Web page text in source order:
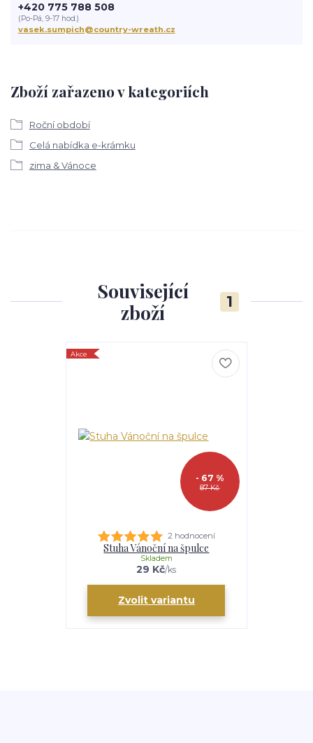
Zboží zařazeno v kategoriích
Roční období
Celá nabídka e-krámku
zima & Vánoce
+420 775 788 508
(Po-Pá, 9-17 hod.)
vasek.sumpich@country-wreath.cz
Související
zboží
1
Akce
87 Kč
- 67 %
2 hodnocení
Stuha Vánoční na špulce
29 Kč/ks
Skladem
Zvolit variantu